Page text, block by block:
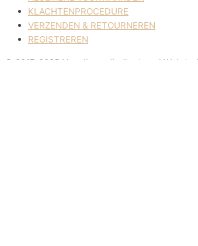
KLACHTENPROCEDURE
VERZENDEN & RETOURNEREN
REGISTREREN
© 2017-2025 Nagelbenodigdheden.nl